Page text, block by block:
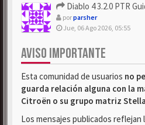
Diablo 4 3.2.0 PTR Guide –
porparsher
Jue, 06 Ago 2026, 05:55
AVISO IMPORTANTE
Esta comunidad de usuarios no
guarda relación alguna con la
Citroën o su grupo matriz
Los mensajes publicados reflejan